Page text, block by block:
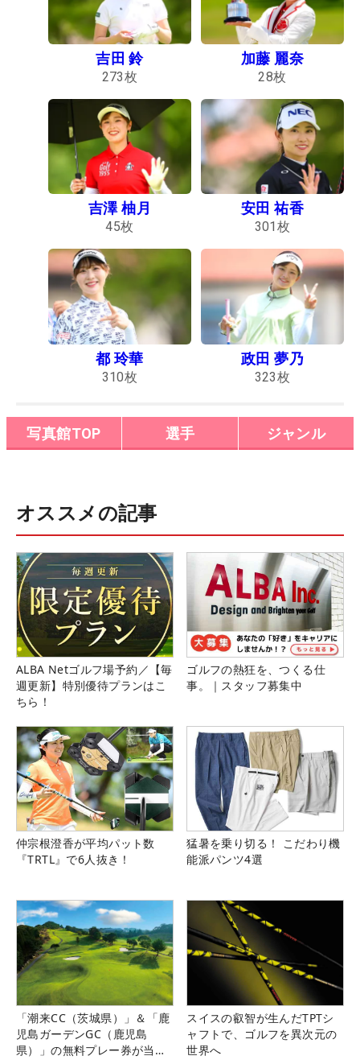
吉田 鈴
273枚
加藤 麗奈
28枚
吉澤 柚月
45枚
安田 祐香
301 枚
都 玲華
310枚
政田 夢乃
323枚
写真館TOP 選手 ジャンル
オススメの記事
ALBA Netゴルフ場予約／【毎
週更新】特別優待プランはこ
ちら！
ゴルフの熱狂を、つくる仕
事。｜スタッフ募集中
仲宗根澄香が平均パット数
『TRTL』で6人抜き！
猛暑を乗り切る！ こだわり機
能派パンツ4選
「潮来CC（茨城県）」＆「鹿
児島ガーデンGC（鹿児島
県）」の無料プレー券が当た
スイスの叡智が生んだTPTシ
ャフトで、ゴルフを異次元の
世界へ